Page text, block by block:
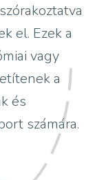
el. Ezek a
vagy
a
és
számára.